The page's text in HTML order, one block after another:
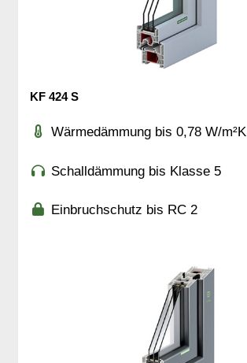
KF 424 S
Wärmedämmung bis 0,78 W/m²K
Schalldämmung bis Klasse 5
Einbruchschutz bis RC 2